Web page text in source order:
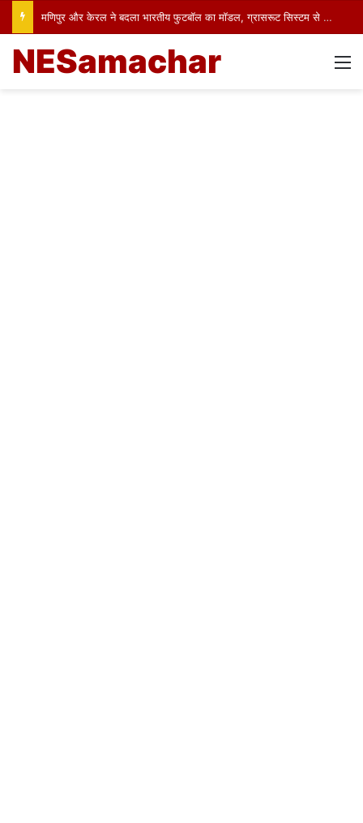
मणिपुर और केरल ने बदला भारतीय फुटबॉल का मॉडल, ग्रासरूट सिस्टम से तैयार हो रहे अंतरराष्ट्रीय खिलाड़ी
NESamachar